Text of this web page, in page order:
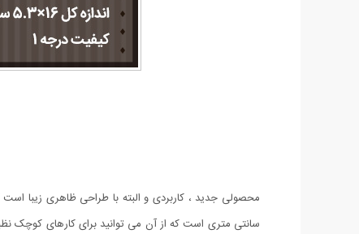
سانتی متری است که از آن می توانید برای کارهای کوچک